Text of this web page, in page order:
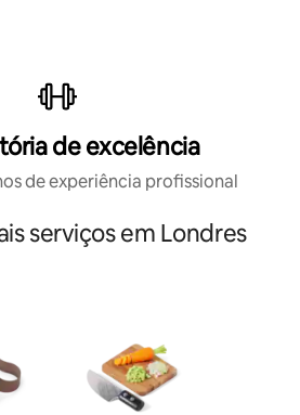
de excelência
de experiência profissional
serviços em Londres